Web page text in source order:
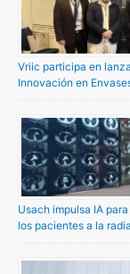
Vriic participa en
Innovación en
Usach impulsa IA
los pacientes a la